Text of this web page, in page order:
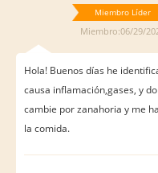
Miembro Líder
Miembro:06/29/
Hola! Buenos días he
causa inflamación,gases, y
cambie por zanahoria y me
la comida.